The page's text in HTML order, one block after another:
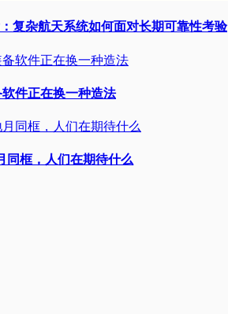
复杂航天系统如何面对长期可靠性考验
件正在换一种造法
同框，人们在期待什么